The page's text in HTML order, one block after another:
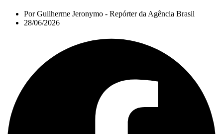
PorGuilherme Jeronymo - Repórter da Agência Brasil
28/06/2026